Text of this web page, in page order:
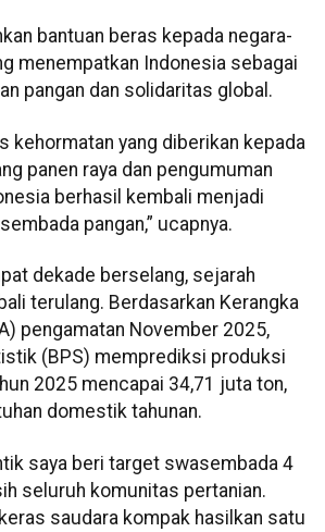
bantuan beras kepada negara-
menempatkan Indonesia sebagai
pangan dan solidaritas global.
kehormatan yang diberikan kepada
panen raya dan pengumuman
berhasil kembali menjadi
pangan,” ucapnya.
dekade berselang, sejarah
terulang. Berdasarkan Kerangka
pengamatan November 2025,
(BPS) memprediksi produksi
2025 mencapai 34,71 juta ton,
domestik tahunan.
saya beri target swasembada 4
seluruh komunitas pertanian.
saudara kompak hasilkan satu